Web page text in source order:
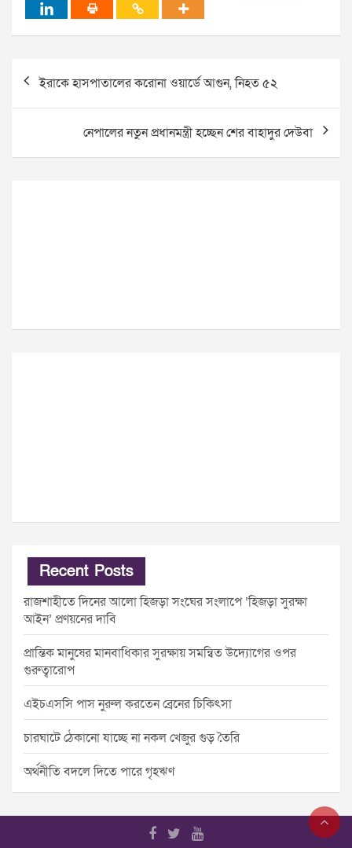
Post
navigation
ইরাকে হাসপাতালের করোনা ওয়ার্ডে আগুন, নিহত ৫২
নেপালের নতুন প্রধানমন্ত্রী হচ্ছেন শের বাহাদুর দেউবা
Recent Posts
রাজশাহীতে দিনের আলো হিজড়া সংঘের সংলাপে ‘হিজড়া সুরক্ষা
আইন’ প্রণয়নের দাবি
প্রান্তিক মানুষের মানবাধিকার সুরক্ষায় সমন্বিত উদ্যোগের ওপর
গুরুত্বারোপ
এইচএসসি পাস নুরুল করতেন ব্রেনের চিকিৎসা
চারঘাটে ঠেকানো যাচ্ছে না নকল খেজুর গুড় তৈরি
অর্থনীতি বদলে দিতে পারে গৃহঋণ